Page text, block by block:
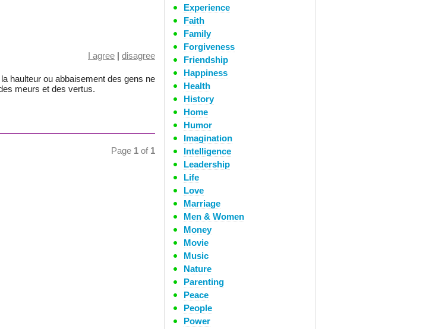
I agree | disagree
haulteur ou abbaisement des gens ne
meurs et des vertus.
Page 1 of 1
Experience
Faith
Family
Forgiveness
Friendship
Happiness
Health
History
Home
Humor
Imagination
Intelligence
Leadership
Life
Love
Marriage
Men & Women
Money
Movie
Music
Nature
Parenting
Peace
People
Power